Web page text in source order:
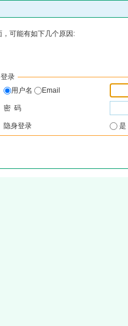
可能有如下几个原因:
登录
用户名
Email
密 码
隐身登录